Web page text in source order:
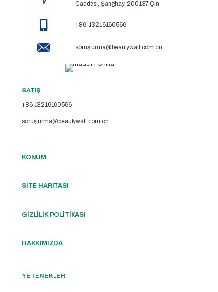
Caddesi, Şanghay, 200137,Çin
+86-13216160566
soruşturma@beautywall.com.cn
SATIŞ
+86 13216160566
soruşturma@beautywall.com.cn
KONUM
SİTE HARİTASI
GİZLİLİK POLİTİKASI
HAKKIMIZDA
YETENEKLER